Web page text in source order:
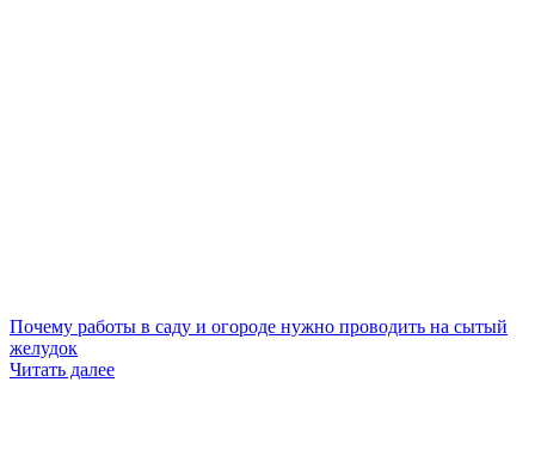
Почему работы в саду и огороде нужно проводить на сытый
желудок
Читать далее